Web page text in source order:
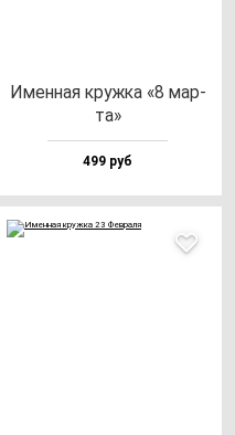
Имен­ная круж­ка «8 мар­
та»
499 руб